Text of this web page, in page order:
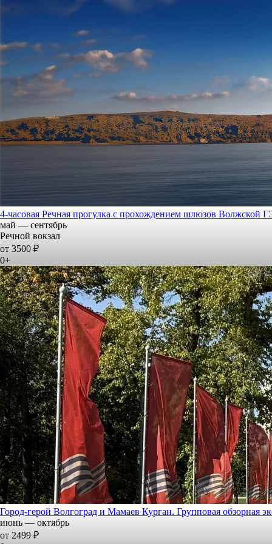
4-часовая Речная прогулка с прохождением шлюзов Волжской
май — сентябрь
Речной вокзал
от 3500 ₽
0+
Город-герой Волгоград и Мамаев Курган. Групповая обзорная
июнь — октябрь
от 2499 ₽